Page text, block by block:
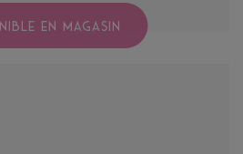
EN MAGASIN